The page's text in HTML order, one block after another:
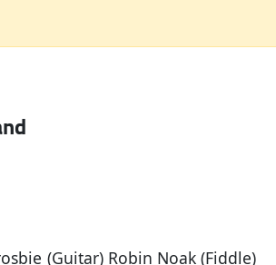
(Guitar) Robin Noak (Fiddle)